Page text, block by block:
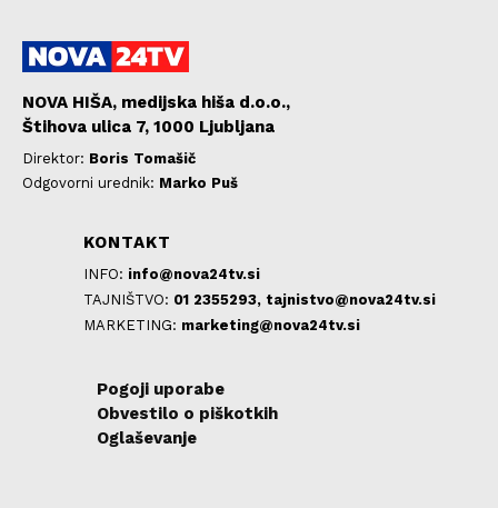
NOVA HIŠA, medijska hiša d.o.o.,
Štihova ulica 7, 1000 Ljubljana
Direktor: Boris Tomašič
Odgovorni urednik: Marko Puš
KONTAKT
INFO: info@nova24tv.si
TAJNIŠTVO: 01 2355293, tajnistvo@nova24tv.si
MARKETING: marketing@nova24tv.si
Pogoji uporabe
Obvestilo o piškotkih
Oglaševanje